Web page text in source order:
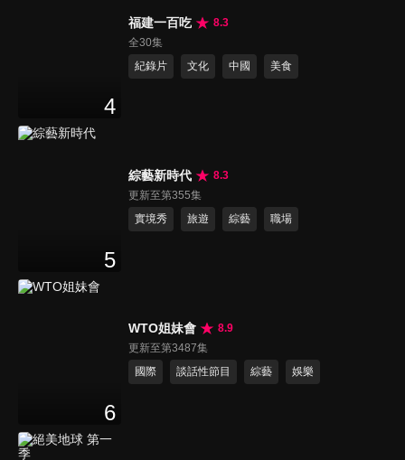
4
福建一百吃
8.3
全30集
紀錄片
文化 中國 美食
5
綜藝新時代
8.3
更新至第355集
實境秀
旅遊 綜藝 職場
6
WTO姐妹會
8.9
更新至第3487集
國際
談話性節目 綜藝 娛樂